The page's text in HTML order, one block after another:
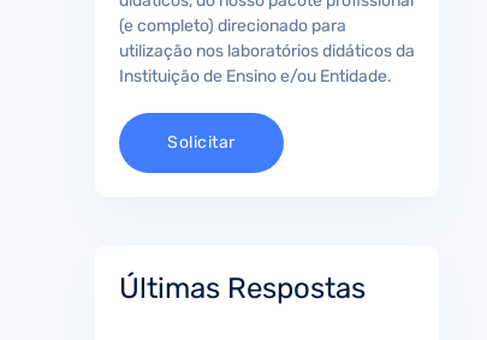
(e completo) direcionado para
utilização nos laboratórios didáticos da
Instituição de Ensino e/ou Entidade.
Solicitar
Últimas Respostas